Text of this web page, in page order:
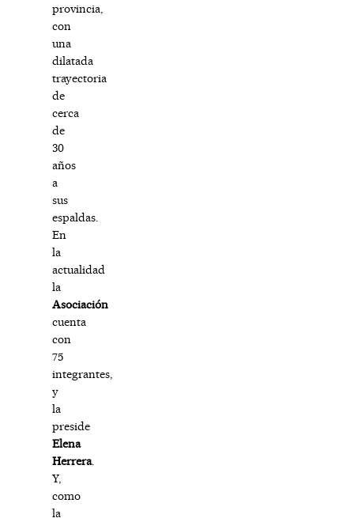
provincia,
con
una
dilatada
trayectoria
de
cerca
de
30
años
a
sus
espaldas.
En
la
actualidad
la
Asociación
cuenta
con
75
integrantes,
y
la
preside
Elena
Herrera.
Y,
como
la